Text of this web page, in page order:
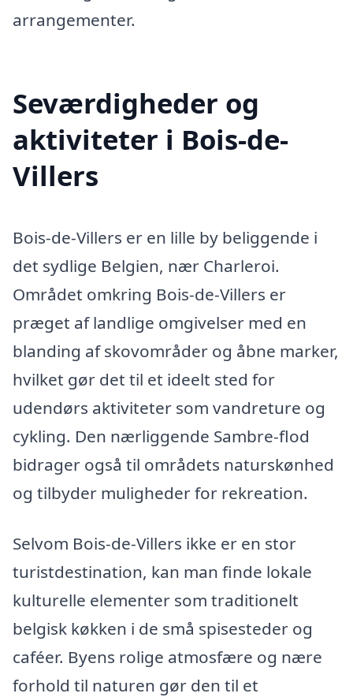
arrangementer.
Seværdigheder og
aktiviteter i Bois-de-
Villers
Bois-de-Villers er en lille by beliggende i
det sydlige Belgien, nær Charleroi.
Området omkring Bois-de-Villers er
præget af landlige omgivelser med en
blanding af skovområder og åbne marker,
hvilket gør det til et ideelt sted for
udendørs aktiviteter som vandreture og
cykling. Den nærliggende Sambre-flod
bidrager også til områdets naturskønhed
og tilbyder muligheder for rekreation.
Selvom Bois-de-Villers ikke er en stor
turistdestination, kan man finde lokale
kulturelle elementer som traditionelt
belgisk køkken i de små spisesteder og
caféer. Byens rolige atmosfære og nære
forhold til naturen gør den til et